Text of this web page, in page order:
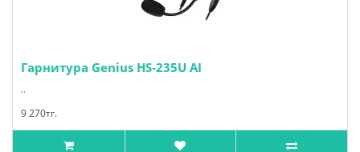
Гарнитура Genius HS-235U AI
..
9 270тг.